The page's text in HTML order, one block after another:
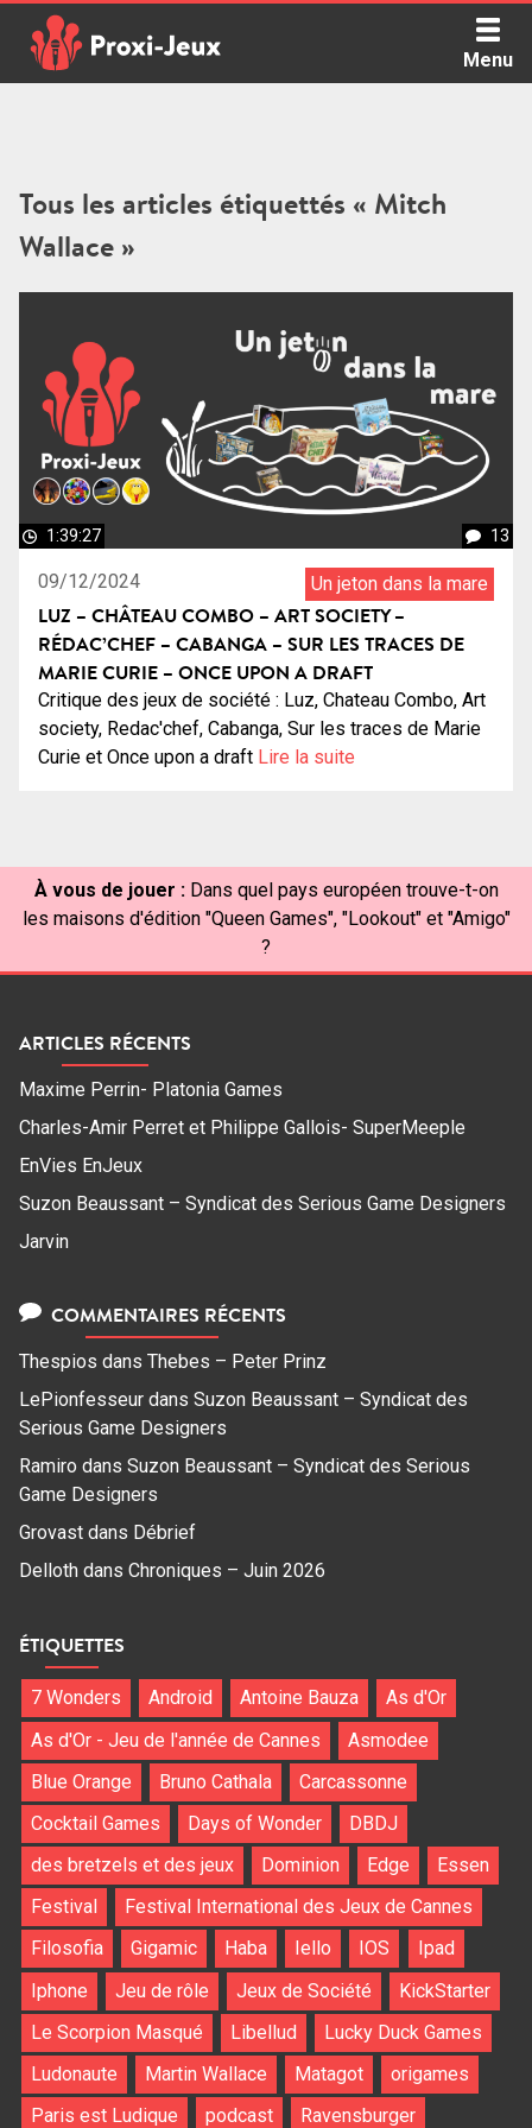
content
Menu
Tous les articles étiquettés « Mitch
Wallace »
1:39:27 13
09/12/2024 Un jeton dans la mare
LUZ – CHÂTEAU COMBO – ART SOCIETY –
RÉDAC’CHEF – CABANGA – SUR LES TRACES DE
MARIE CURIE – ONCE UPON A DRAFT
Critique des jeux de société : Luz, Chateau Combo, Art
society, Redac'chef, Cabanga, Sur les traces de Marie
Curie et Once upon a draft Lire la suite
À vous de jouer : Dans quel pays européen trouve-t-on
les maisons d'édition "Queen Games", "Lookout" et "Amigo"
?
ARTICLES RÉCENTS
Maxime Perrin- Platonia Games
Charles-Amir Perret et Philippe Gallois- SuperMeeple
EnVies EnJeux
Suzon Beaussant – Syndicat des Serious Game Designers
Jarvin
COMMENTAIRES RÉCENTS
Thespios dans Thebes – Peter Prinz
LePionfesseur dans Suzon Beaussant – Syndicat des
Serious Game Designers
Ramiro dans Suzon Beaussant – Syndicat des Serious
Game Designers
Grovast dans Débrief
Delloth dans Chroniques – Juin 2026
ÉTIQUETTES
7 Wonders Android Antoine Bauza
As d'Or
As d'Or - Jeu de l'année de Cannes
Asmodee
Blue Orange
Bruno Cathala
Carcassonne
Cocktail Games
Days of Wonder
DBDJ
des bretzels et des jeux
Dominion Edge
Essen
Festival
Festival International des Jeux de Cannes
Filosofia
Gigamic Haba Iello IOS
Ipad
Iphone
Jeu de rôle Jeux de Société
KickStarter
Le Scorpion Masqué
Libellud
Lucky Duck Games
Ludonaute
Martin Wallace Matagot
origames
Paris est Ludique
podcast Ravensburger